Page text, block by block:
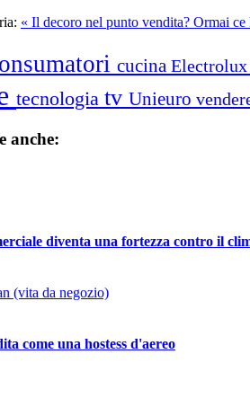
« Il decoro nel punto vendita? Ormai
cucina Electrolux
tecnologia tv Unieuro
anche:
diventa una fortezza contro il
(vita da negozio)
come una hostess d'aereo